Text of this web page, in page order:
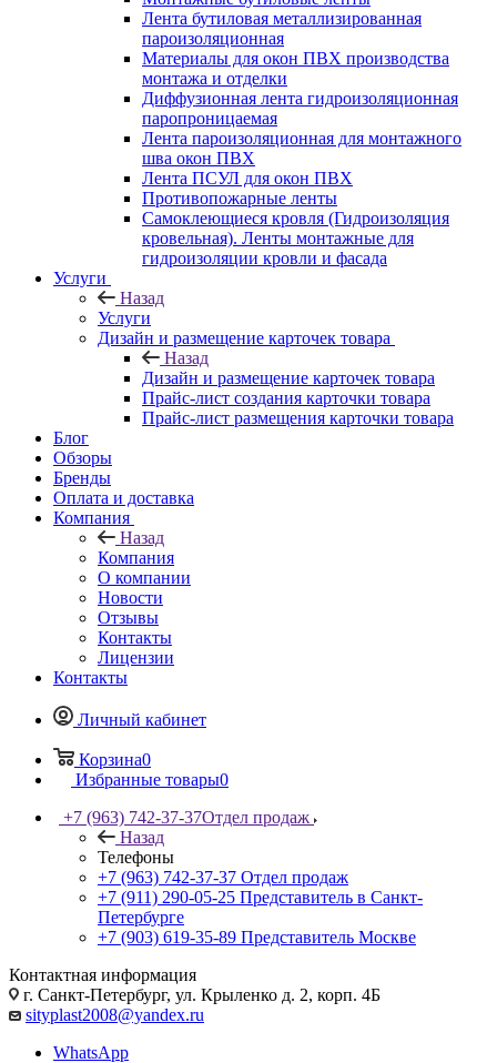
Лента бутиловая металлизированная
пароизоляционная
Материалы для окон ПВХ производства
монтажа и отделки
Диффузионная лента гидроизоляционная
паропроницаемая
Лента пароизоляционная для монтажного
шва окон ПВХ
Лента ПСУЛ для окон ПВХ
Противопожарные ленты
Самоклеющиеся кровля (Гидроизоляция
кровельная). Ленты монтажные для
гидроизоляции кровли и фасада
Услуги
Назад
Услуги
Дизайн и размещение карточек товара
Назад
Дизайн и размещение карточек товара
Прайс-лист создания карточки товара
Прайс-лист размещения карточки товара
Блог
Обзоры
Бренды
Оплата и доставка
Компания
Назад
Компания
О компании
Новости
Отзывы
Контакты
Лицензии
Контакты
Личный кабинет
Корзина0
Избранные товары0
+7 (963) 742-37-37Отдел продаж
Назад
Телефоны
+7 (963) 742-37-37 Отдел продаж
+7 (911) 290-05-25 Представитель в Санкт-
Петербурге
+7 (903) 619-35-89 Представитель Москве
Контактная информация
г. Санкт-Петербург, ул. Крыленко д. 2, корп. 4Б
sityplast2008@yandex.ru
WhatsApp